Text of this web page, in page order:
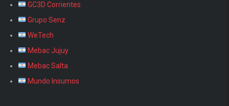
GC3D Corrientes
Grupo Senz
WeTech
Mebac Jujuy
Mebac Salta
Mundo Insumos